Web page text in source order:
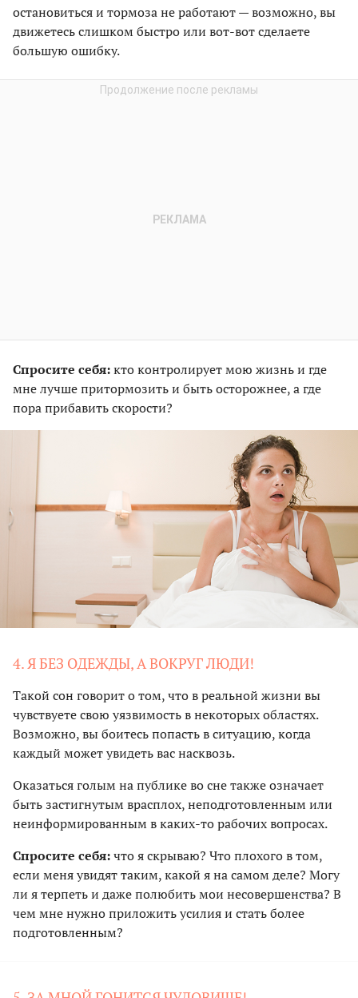
остановиться и тормоза не работают — возможно, вы
движетесь слишком быстро или вот-вот сделаете
большую ошибку.
Спросите себя:кто контролирует мою жизнь и где
мне лучше притормозить и быть осторожнее, а где
пора прибавить скорости?
4. Я БЕЗ ОДЕЖДЫ, А ВОКРУГ ЛЮДИ!
Такой сон говорит о том, что в реальной жизни вы
чувствуете свою уязвимость в некоторых областях.
Возможно, вы боитесь попасть в ситуацию, когда
каждый может увидеть вас насквозь.
Оказаться голым на публике во сне также означает
быть застигнутым врасплох, неподготовленным или
неинформированным в каких-то рабочих вопросах.
Спросите себя:что я скрываю? Что плохого в том,
если меня увидят таким, какой я на самом деле? Могу
ли я терпеть и даже полюбить мои несовершенства? В
чем мне нужно приложить усилия и стать более
подготовленным?